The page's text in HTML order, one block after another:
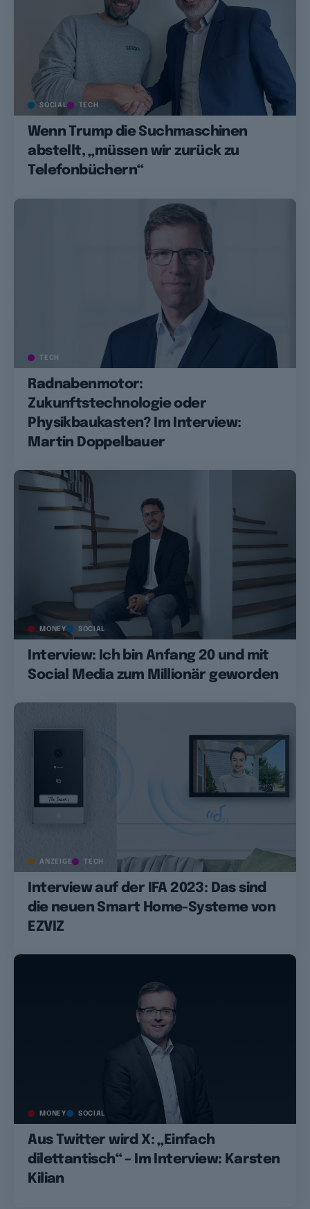
SOCIAL TECH
Wenn Trump die Suchmaschinen
abstellt, „müssen wir zurück zu
Telefonbüchern“
TECH
Radnabenmotor:
Zukunftstechnologie oder
Physikbaukasten? Im Interview:
Martin Doppelbauer
MONEY SOCIAL
Interview: Ich bin Anfang 20 und mit
Social Media zum Millionär geworden
ANZEIGE TECH
Interview auf der IFA 2023: Das sind
die neuen Smart Home-Systeme von
EZVIZ
MONEY SOCIAL
Aus Twitter wird X: „Einfach
dilettantisch“ – Im Interview: Karsten
Kilian